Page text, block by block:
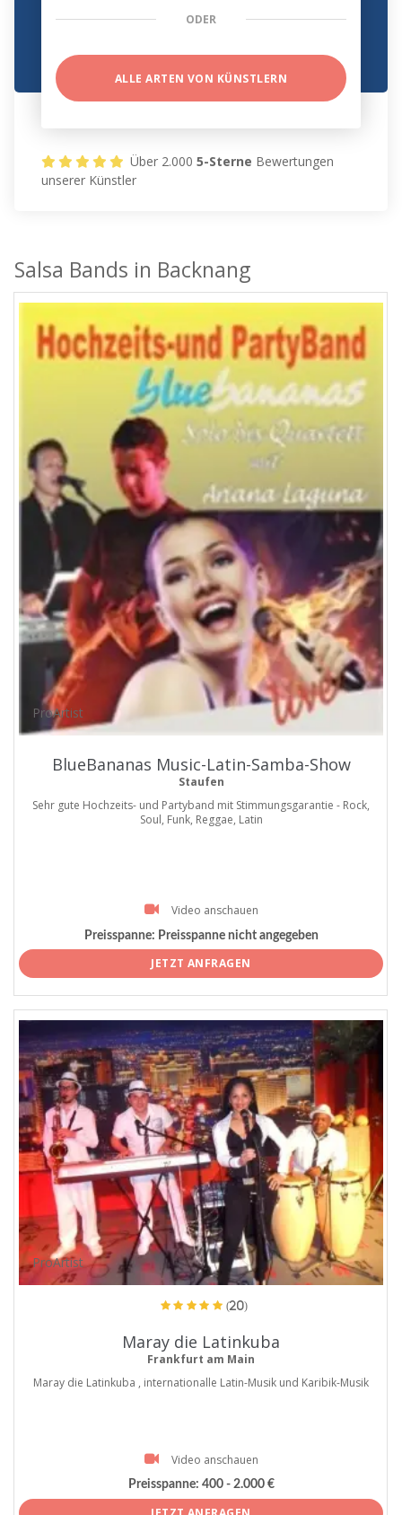
ODER
ALLE ARTEN VON KÜNSTLERN
Über 2.0005-Sterne Bewertungen
unserer Künstler
Salsa Bands in Backnang
ProArtist
BlueBananas Music-Latin-Samba-Show
Staufen
Sehr gute Hochzeits- und Partyband mit Stimmungsgarantie - Rock,
Soul, Funk, Reggae, Latin
Video anschauen
Preisspanne: Preisspanne nicht angegeben
JETZT ANFRAGEN
ProArtist
(20)
Maray die Latinkuba
Frankfurt am Main
Maray die Latinkuba , internationalle Latin-Musik und Karibik-Musik
Video anschauen
Preisspanne: 400 - 2.000 €